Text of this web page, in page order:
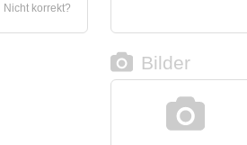
Nicht korrekt?
Bilder